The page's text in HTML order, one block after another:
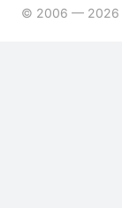
© 2006 — 2026